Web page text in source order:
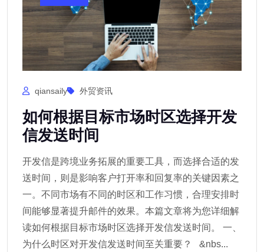
qiansaily 外贸资讯
如何根据目标市场时区选择开发
信发送时间
开发信是跨境业务拓展的重要工具，而选择合适的发
送时间，则是影响客户打开率和回复率的关键因素之
一。不同市场有不同的时区和工作习惯，合理安排时
间能够显著提升邮件的效果。本篇文章将为您详细解
读如何根据目标市场时区选择开发信发送时间。 一、
为什么时区对开发信发送时间至关重要？ &nbs...